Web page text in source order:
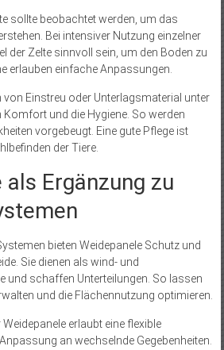
sollte beobachtet werden, um das
Bei intensiver Nutzung einzelner
der Zelte sinnvoll sein, um den Boden zu
erlauben einfache Anpassungen.
Einstreu oder Unterlagsmaterial unter
Komfort und die Hygiene. So werden
vorgebeugt. Eine gute Pflege ist
der Tiere.
Ergänzung zu
bieten Weidepanele Schutz und
Sie dienen als wind- und
und schaffen Unterteilungen. So lassen
und die Flächennutzung optimieren.
erlaubt eine flexible
an wechselnde Gegebenheiten.